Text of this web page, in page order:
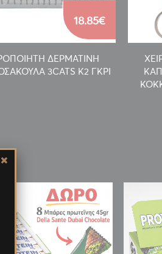
ΔΕΡΜΑΤΙΝΗ
3CATS K2 ΓΚΡΙ
18.85€